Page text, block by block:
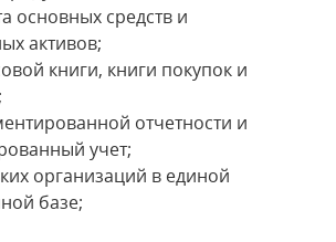
основных средств и
активов;
книги, книги покупок и
отчетности и
учет;
организаций в единой
базе;